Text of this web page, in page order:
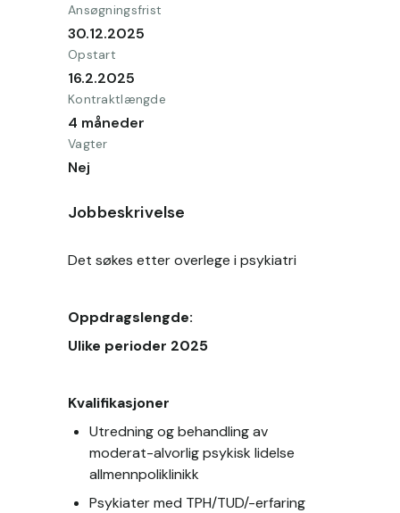
Ansøgningsfrist
30.12.2025
Opstart
16.2.2025
Kontraktlængde
4 måneder
Vagter
Nej
Jobbeskrivelse
Det søkes etter overlege i psykiatri
Oppdragslengde:
Ulike perioder 2025
Kvalifikasjoner
Utredning og behandling av
moderat-alvorlig psykisk lidelse
allmennpoliklinikk
Psykiater med TPH/TUD/-erfaring